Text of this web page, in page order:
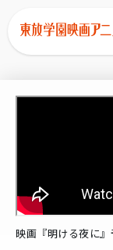
映画『明ける夜に』